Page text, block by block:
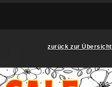
zurück zur Übersicht